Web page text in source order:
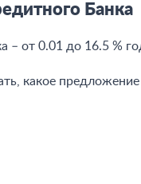
Банка
– от 0.01 до 16.5 %
какое